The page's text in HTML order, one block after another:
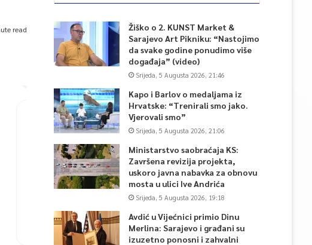
read
Žiško o 2. KUNST Market &
Sarajevo Art Pikniku: “Nastojimo
da svake godine ponudimo više
događaja” (video)
Srijeda, 5 Augusta 2026, 21:46
Kapo i Barlov o medaljama iz
Hrvatske: “Trenirali smo jako.
Vjerovali smo”
Srijeda, 5 Augusta 2026, 21:06
Ministarstvo saobraćaja KS:
Završena revizija projekta,
uskoro javna nabavka za obnovu
mosta u ulici Ive Andrića
Srijeda, 5 Augusta 2026, 19:18
Avdić u Vijećnici primio Dinu
Merlina: Sarajevo i građani su
izuzetno ponosni i zahvalni